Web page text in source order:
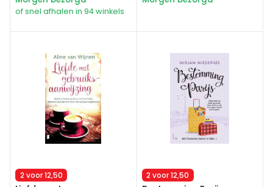
of snel afhalen in 94 winkels
2 voor 12,50 2 voor 12,50